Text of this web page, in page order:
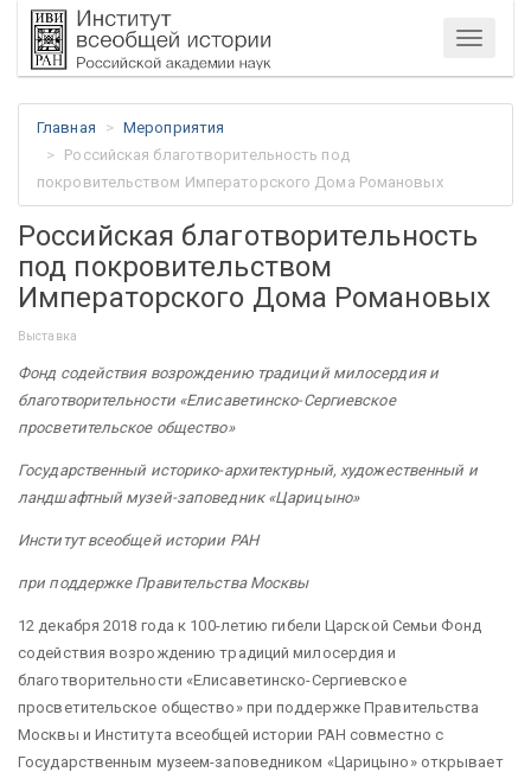
Меню
Главная
Мероприятия
Российская благотворительность под
покровительством Императорского Дома Романовых
Российская благотворительность
под покровительством
Императорского Дома Романовых
Выставка
Фонд содействия возрождению традиций милосердия и
благотворительности «Елисаветинско-Сергиевское
просветительское общество»
Государственный историко-архитектурный, художественный и
ландшафтный музей-заповедник «Царицыно»
Институт всеобщей истории РАН
при поддержке Правительства Москвы
12 декабря 2018 года к 100-летию гибели Царской Семьи Фонд
содействия возрождению традиций милосердия и
благотворительности «Елисаветинско-Сергиевское
просветительское общество» при поддержке Правительства
Москвы и Института всеобщей истории РАН совместно с
Государственным музеем-заповедником «Царицыно» открывает